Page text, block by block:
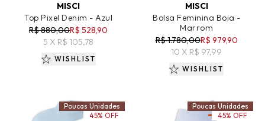
MISCI
Top Pixel Denim - Azul
R$ 880,00R$ 528,90
5 X R$ 105,78
WISHLIST
MISCI
Bolsa Feminina Boia -
Marrom
R$ 1.780,00R$ 979,90
10 X R$ 97,99
WISHLIST
Poucas Unidades
45% OFF
Poucas Unidades
45% OFF